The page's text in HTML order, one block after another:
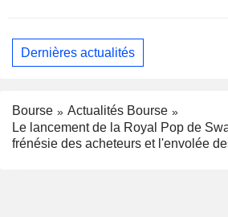
Dernières actualités
Bourse
Actualités Bourse
Le lancement de la Royal Pop de
frénésie des acheteurs et l'envolée